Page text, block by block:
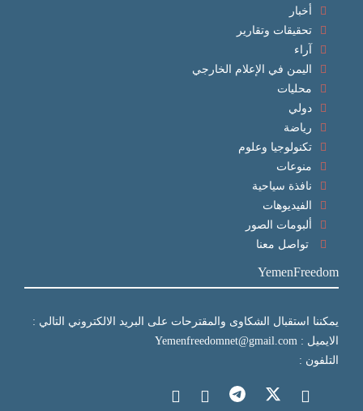
أخبار
تحقيقات وتقارير
آراء
اليمن في الإعلام الخارجي
محليات
دولي
رياضة
تكنولوجيا وعلوم
منوعات
نافذة سياحية
الفيديوهات
ألبومات الصور
تواصل معنا
YemenFreedom
يمكننا استقبال الشكاوى والمقترحات على البريد الالكتروني التالي :
الايميل : Yemenfreedomnet@gmail.com
التلفون :